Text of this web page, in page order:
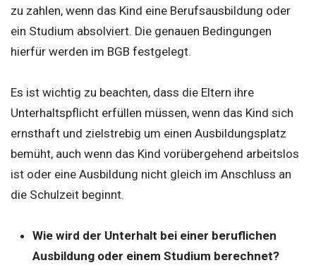
zu zahlen, wenn das Kind eine Berufsausbildung oder
ein Studium absolviert. Die genauen Bedingungen
hierfür werden im BGB festgelegt.
Es ist wichtig zu beachten, dass die Eltern ihre
Unterhaltspflicht erfüllen müssen, wenn das Kind sich
ernsthaft und zielstrebig um einen Ausbildungsplatz
bemüht, auch wenn das Kind vorübergehend arbeitslos
ist oder eine Ausbildung nicht gleich im Anschluss an
die Schulzeit beginnt.
Wie wird der Unterhalt bei einer beruflichen
Ausbildung oder einem Studium berechnet?